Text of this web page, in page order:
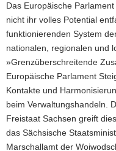
Das Europäische
nicht ihr volles Potential
funktionierenden System
nationalen, regionalen und
»Grenzüberschreitende
Europäische Parlament
Kontakte und
beim Verwaltungshandeln.
Freistaat Sachsen greift
das Sächsische
Marschallamt der